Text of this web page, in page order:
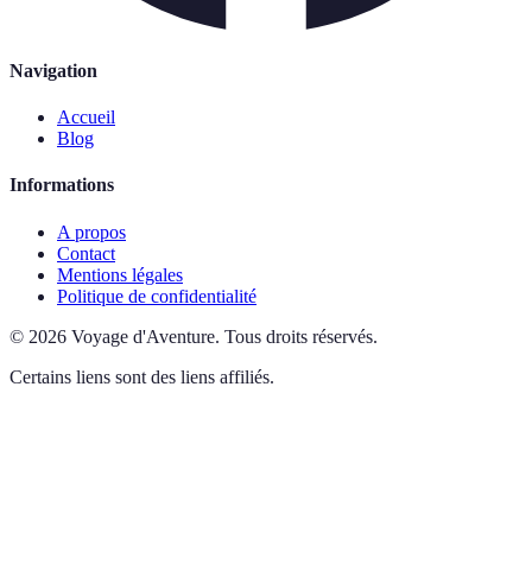
Navigation
Accueil
Blog
Informations
A propos
Contact
Mentions légales
Politique de confidentialité
© 2026 Voyage d'Aventure. Tous droits réservés.
Certains liens sont des liens affiliés.